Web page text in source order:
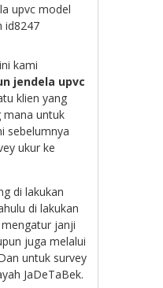
upvc model
id8247
kami
jendela upvc
klien yang
mana untuk
sebelumnya
ukur ke
di lakukan
di lakukan
janji
juga melalui
untuk survey
JaDeTaBek.